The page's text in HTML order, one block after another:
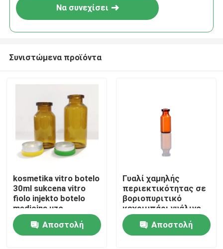
Σπίτι
Προϊόντα
Να συνεχίσει
Συνιστώμενα προϊόντα
kosmetika vitro botelo
30ml sukcena vitro
fiolo injekto botelo
medicina uzo
Αποστολή
Γυαλί χαμηλής
περιεκτικότητας σε
βοριοπυριτικό
κεχριμπάρι γυάλινο
φιαλίδιο 5ml για
φαρμακευτική υγρή
ιατρική χρήση
Αποστολή